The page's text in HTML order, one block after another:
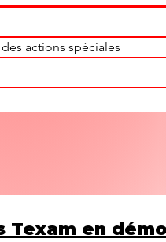
actions spéciales
Texam en